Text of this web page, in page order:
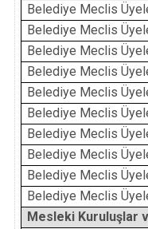
Belediye Meclis
Belediye Meclis
Belediye Meclis
Belediye Meclis
Belediye Meclis
Belediye Meclis
Belediye Meclis
Belediye Meclis
Belediye Meclis
Belediye Meclis
Mesleki Kuruluşlar